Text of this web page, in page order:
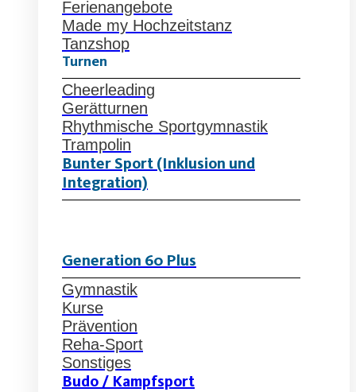
Ferienangebote
Made my Hochzeitstanz
Tanzshop
Turnen
Cheerleading
Gerätturnen
Rhythmische Sportgymnastik
Trampolin
Bunter Sport (Inklusion und
Integration)
Generation 60 Plus
Gymnastik
Kurse
Prävention
Reha-Sport
Sonstiges
Budo / Kampfsport